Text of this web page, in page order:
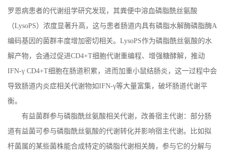
罗恩病患者的代谢组学研究发现，其粪便中溶血磷脂酰丝氨酸
（LysoPS）浓度显著升高，这与患者肠道内具有磷脂水解酶磷脂酶A
编码基因的菌群丰度增加密切相关。 LysoPS作为磷脂酰丝氨酸的水
解产物，会通过促进CD4+T细胞代谢重编程、增强糖酵解，推动
IFN-γ CD4+T细胞在肠道积累，进而加重小鼠结肠炎，这一过程中会
导致肠道内炎症相关代谢物如IFN-γ等大量富集，破坏肠道代谢平
衡。
有益菌群参与磷脂酰丝氨酸相关代谢，改善宿主代谢：部分肠
道有益菌可参与磷脂酰丝氨酸的代谢转化并影响宿主代谢。比如拟
杆菌属的某些菌株能合成特定的磷脂代谢相关酶，参与它的分解与